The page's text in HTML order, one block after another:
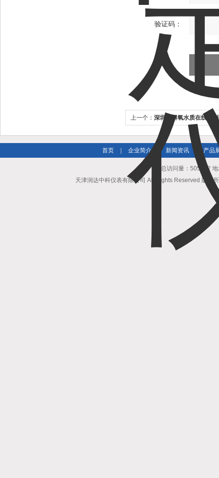
验证码：
上一个： 深圳溶解氧水质在线检
首页 企业简介 新闻资讯 产品
总访问量：505932
天津润达中科仪表有限公司 All Rights Reserved 版权